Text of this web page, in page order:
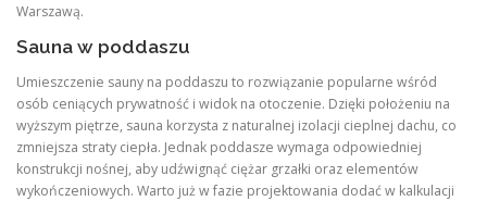
Warszawą.
Sauna w poddaszu
Umieszczenie sauny na poddaszu to rozwiązanie popularne wśród
osób ceniących prywatność i widok na otoczenie. Dzięki położeniu na
wyższym piętrze, sauna korzysta z naturalnej izolacji cieplnej dachu, co
zmniejsza straty ciepła. Jednak poddasze wymaga odpowiedniej
konstrukcji nośnej, aby udźwignąć ciężar grzałki oraz elementów
wykończeniowych. Warto już w fazie projektowania dodać w kalkulacji